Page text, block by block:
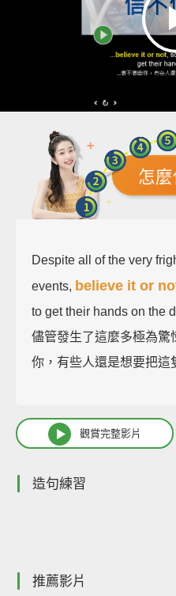
怎
Despite all of the very
events, believe it or
to get their hands on the
儘管發生了這麼多極為驚
你，有些人還是想要把這
觀賞完整影片
造句練習
推薦影片